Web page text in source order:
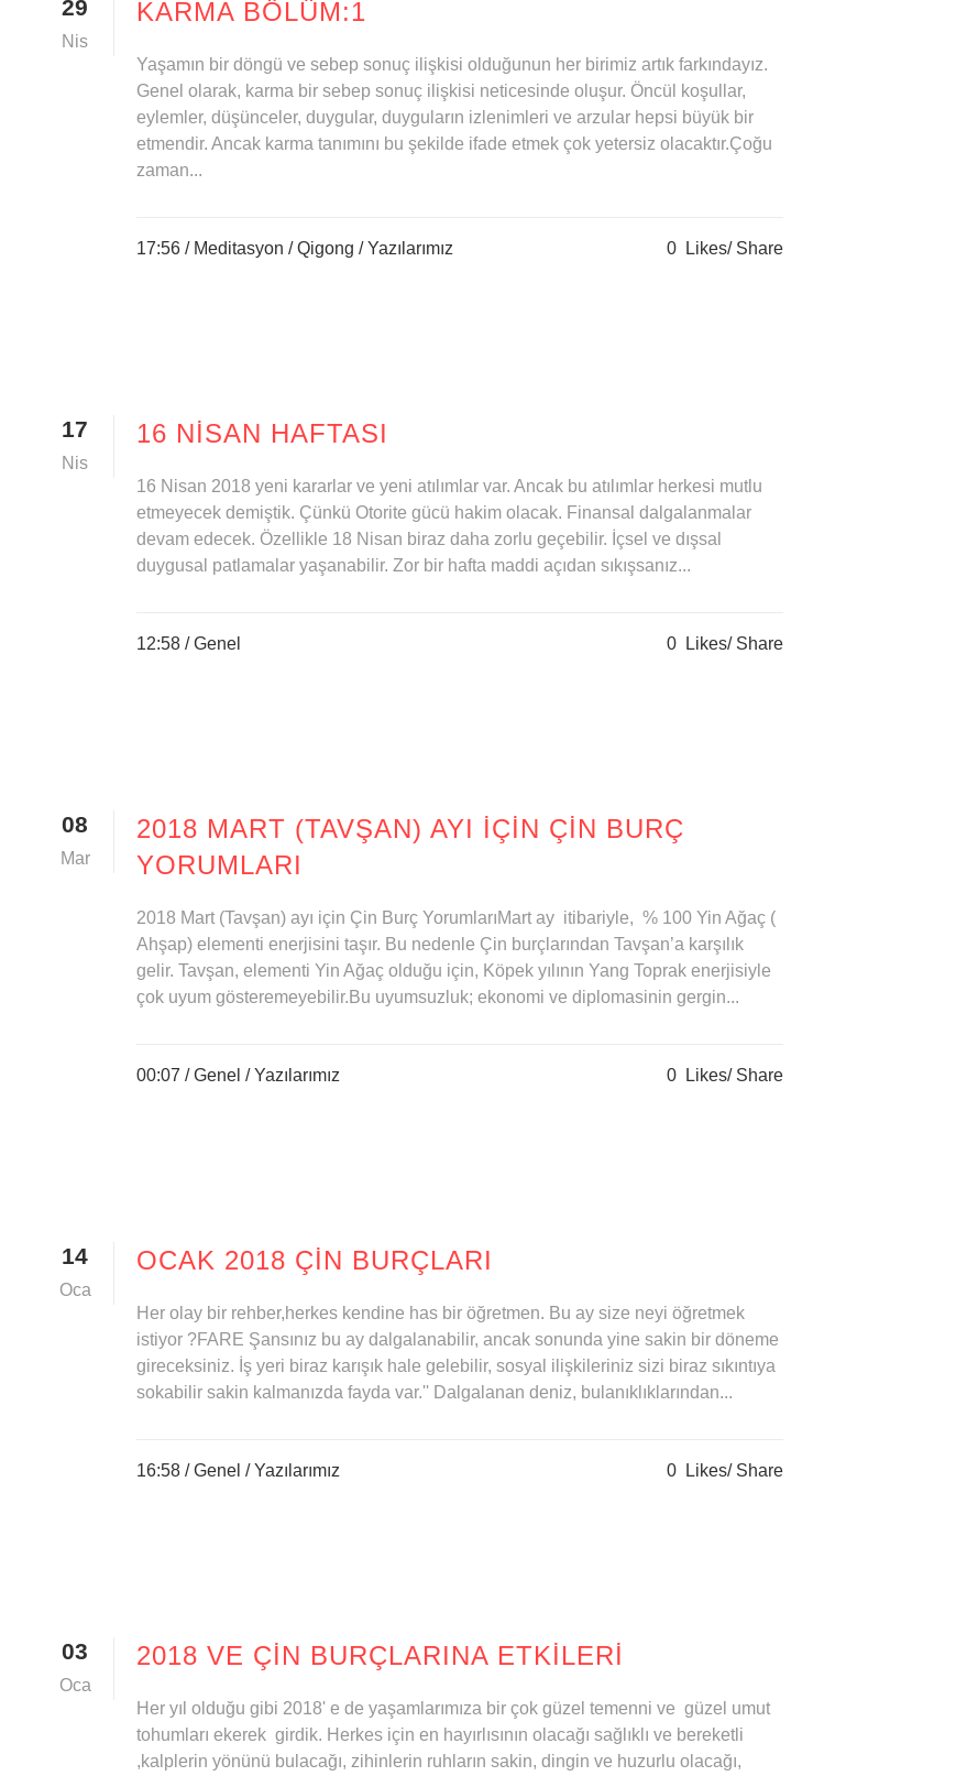
29
Nis
KARMA BÖLÜM:1
Yaşamın bir döngü ve sebep sonuç ilişkisi olduğunun her birimiz artık farkındayız.
Genel olarak, karma bir sebep sonuç ilişkisi neticesinde oluşur. Öncül koşullar,
eylemler, düşünceler, duygular, duyguların izlenimleri ve arzular hepsi büyük bir
etmendir. Ancak karma tanımını bu şekilde ifade etmek çok yetersiz olacaktır.Çoğu
zaman...
17:56 / Meditasyon /Qigong /Yazılarımız 0 Likes Share
17
Nis
16 NISAN HAFTASI
16 Nisan 2018 yeni kararlar ve yeni atılımlar var. Ancak bu atılımlar herkesi mutlu
etmeyecek demiştik. Çünkü Otorite gücü hakim olacak. Finansal dalgalanmalar
devam edecek. Özellikle 18 Nisan biraz daha zorlu geçebilir. İçsel ve dışsal
duygusal patlamalar yaşanabilir. Zor bir hafta maddi açıdan sıkışsanız...
12:58 /Genel 0 Likes Share
08
Mar
2018 MART (TAVŞAN) AYI IÇIN ÇIN BURÇ
YORUMLARI
2018 Mart (Tavşan) ayı için Çin Burç YorumlarıMart ay itibariyle, % 100 Yin Ağaç (
Ahşap) elementi enerjisini taşır. Bu nedenle Çin burçlarından Tavşan’a karşılık
gelir. Tavşan, elementi Yin Ağaç olduğu için, Köpek yılının Yang Toprak enerjisiyle
çok uyum gösteremeyebilir.Bu uyumsuzluk; ekonomi ve diplomasinin gergin...
00:07 /Genel /Yazılarımız 0 Likes Share
14
Oca
OCAK 2018 ÇİN BURÇLARI
Her olay bir rehber,herkes kendine has bir öğretmen. Bu ay size neyi öğretmek
istiyor ?FARE Şansınız bu ay dalgalanabilir, ancak sonunda yine sakin bir döneme
gireceksiniz. İş yeri biraz karışık hale gelebilir, sosyal ilişkileriniz sizi biraz sıkıntıya
sokabilir sakin kalmanızda fayda var.'' Dalgalanan deniz, bulanıklıklarından...
16:58 /Genel /Yazılarımız 0 Likes Share
03
Oca
2018 VE ÇIN BURÇLARINA ETKILERI
Her yıl olduğu gibi 2018' e de yaşamlarımıza bir çok güzel temenni ve güzel umut
tohumları ekerek girdik. Herkes için en hayırlısının olacağı sağlıklı ve bereketli
,kalplerin yönünü bulacağı, zihinlerin ruhların sakin, dingin ve huzurlu olacağı,